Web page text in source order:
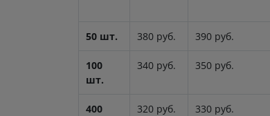
50 шт. 380 руб. 390 руб.
100
шт.
340 руб. 350 руб.
400
320 руб. 330 руб.